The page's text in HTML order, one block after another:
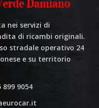
nei servizi di
di ricambi originali.
stradale operativo 24
e su territorio
899 9054